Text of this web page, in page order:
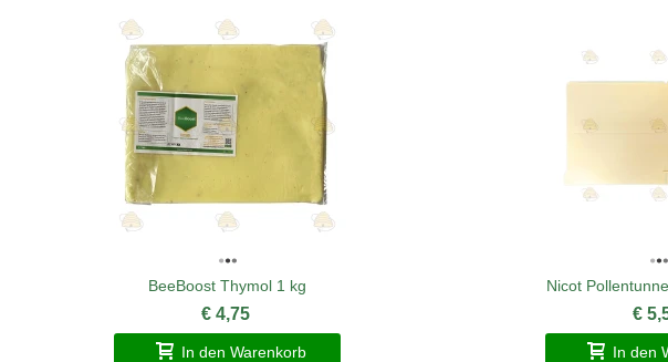
BeeBoost Thymol 1 kg
€ 4,75
In den Warenkorb
Nicot
€
In den